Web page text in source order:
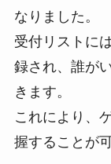
なりました。
受付リストに
録され、誰が
きます。
これにより、
握することが